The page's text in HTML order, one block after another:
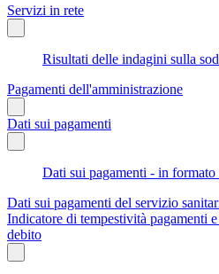
Servizi in rete
Risultati delle indagini sulla
Pagamenti dell'amministrazione
Dati sui pagamenti
Dati sui pagamenti - in formato
Dati sui pagamenti del servizio
Indicatore di tempestività pagamenti
debito